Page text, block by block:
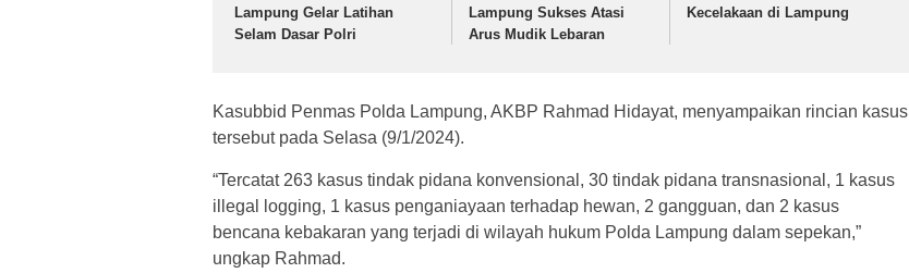
Lampung Gelar Latihan
Selam Dasar Polri
Lampung Sukses Atasi
Arus Mudik Lebaran
Kecelakaan di Lampung
Kasubbid Penmas Polda Lampung, AKBP Rahmad Hidayat, menyampaikan rincian kasus
tersebut pada Selasa (9/1/2024).
“Tercatat 263 kasus tindak pidana konvensional, 30 tindak pidana transnasional, 1 kasus
illegal logging, 1 kasus penganiayaan terhadap hewan, 2 gangguan, dan 2 kasus
bencana kebakaran yang terjadi di wilayah hukum Polda Lampung dalam sepekan,”
ungkap Rahmad.